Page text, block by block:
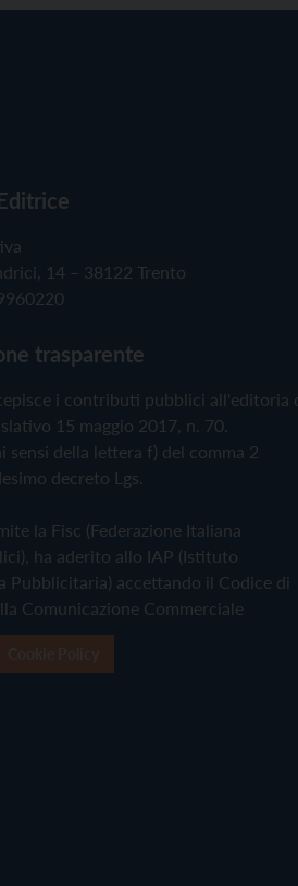
14 – 38122 Trento
trasparente
i contributi pubblici all'editoria
15 maggio 2017, n. 70.
sensi della lettera f) del comma 2
decreto Lgs.
la Fisc (Federazione Italiana
ha aderito allo IAP (Istituto
Pubblicitaria) accettando il Codice di
Comunicazione Commerciale